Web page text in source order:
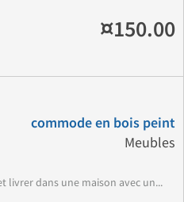
¤150.00
commode en bois peint
Meubles
livrer dans une maison avec un...